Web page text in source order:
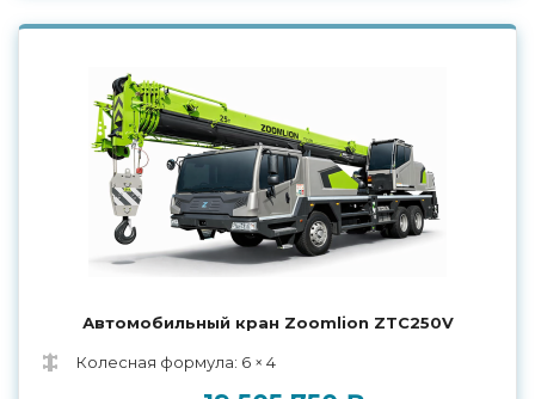
Автомобильный кран Zoomlion ZTC250V
Колесная формула: 6 × 4